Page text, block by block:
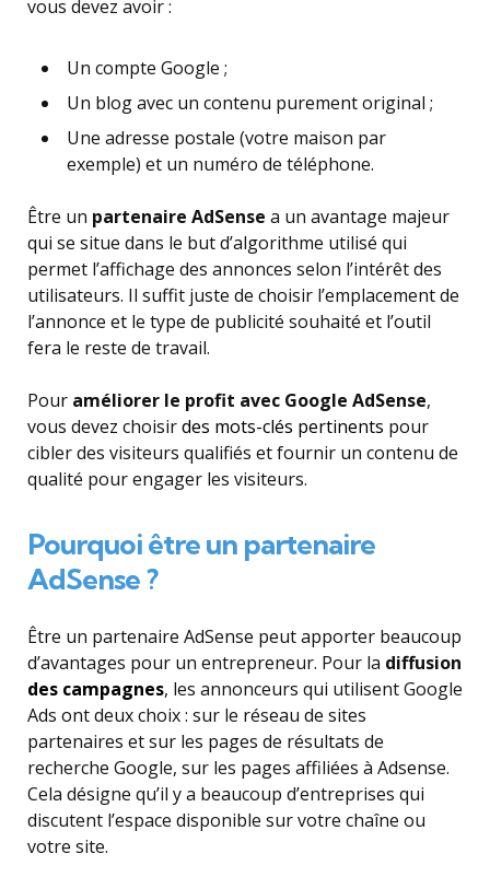
vous devez avoir :
Un compte Google ;
Un blog avec un contenu purement original ;
Une adresse postale (votre maison par
exemple) et un numéro de téléphone.
Être un partenaire AdSense a un avantage majeur
qui se situe dans le but d’algorithme utilisé qui
permet l’affichage des annonces selon l’intérêt des
utilisateurs. Il suffit juste de choisir l’emplacement de
l’annonce et le type de publicité souhaité et l’outil
fera le reste de travail.
Pour améliorer le profit avec Google AdSense,
vous devez choisirdes mots-clés pertinents pour
cibler des visiteurs qualifiés et fournir un contenu de
qualité pour engager les visiteurs.
Pourquoi être un partenaire
AdSense ?
Être un partenaire AdSense peut apporter beaucoup
d’avantages pour un entrepreneur. Pour la diffusion
des campagnes, les annonceurs qui utilisent Google
Ads ont deux choix : sur le réseau de sites
partenaires et sur les pages de résultats de
recherche Google, sur les pages affiliées à Adsense.
Cela désigne qu’il y a beaucoup d’entreprises qui
discutent l’espace disponible sur votre chaîne ou
votre site.